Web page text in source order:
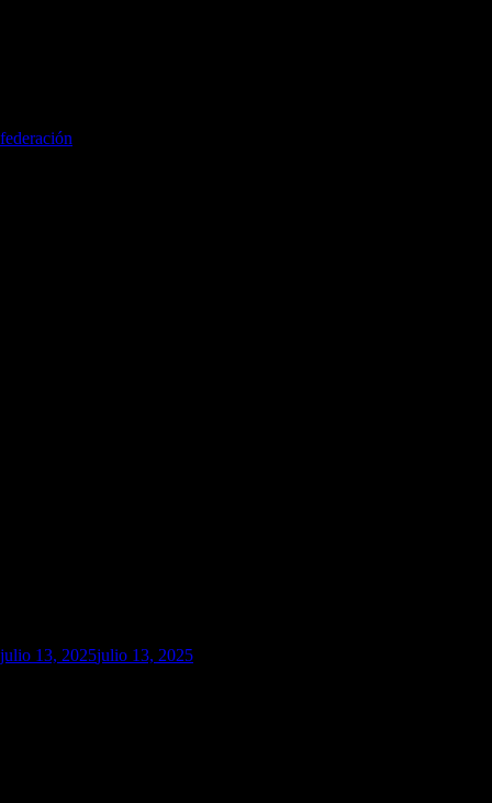
federación
julio 13, 2025julio 13, 2025